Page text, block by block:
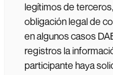
legítimos de
obligación legal de
en algunos casos
registros la
participante haya